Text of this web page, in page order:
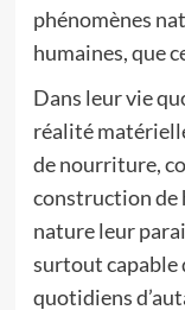
phénomènes
humaines, que
Dans leur vie
réalité
de nourriture,
construction de
nature leur
surtout capable
quotidiens